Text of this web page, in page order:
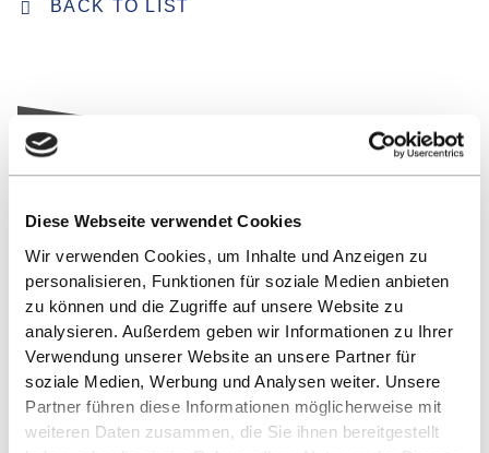
Diese Webseite verwendet Cookies
Wir verwenden Cookies, um Inhalte und Anzeigen zu
personalisieren, Funktionen für soziale Medien anbieten
zu können und die Zugriffe auf unsere Website zu
analysieren. Außerdem geben wir Informationen zu Ihrer
Verwendung unserer Website an unsere Partner für
soziale Medien, Werbung und Analysen weiter. Unsere
Partner führen diese Informationen möglicherweise mit
weiteren Daten zusammen, die Sie ihnen bereitgestellt
BACK TO LIST